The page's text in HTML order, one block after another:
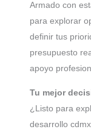
Armado con
para explorar
definir tus
presupuesto
apoyo
Tu mejor
¿Listo para
desarrollo